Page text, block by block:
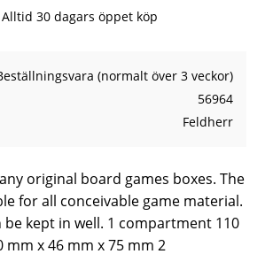
Alltid 30 dagars öppet köp
(normalt över 3 veckor)
56964
Feldherr
original board games boxes. The
for all conceivable game material.
kept in well. 1 compartment 110
x 46 mm x 75 mm 2